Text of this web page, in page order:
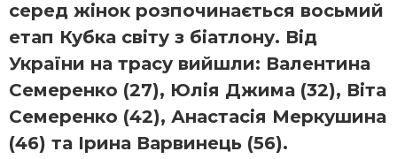
серед жінок розпочинається восьмий
етап Кубка світу з біатлону. Від
України на трасу вийшли: Валентина
Семеренко (27), Юлія Джима (32), Віта
Семеренко (42), Анастасія Меркушина
(46) та Ірина Варвинець (56).